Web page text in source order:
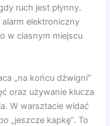
ruch jest płynny.
elektroniczny
w ciasnym miejscu
„na końcu dźwigni”
oraz używanie klucza
W warsztacie widać
„jeszcze kapkę”. To